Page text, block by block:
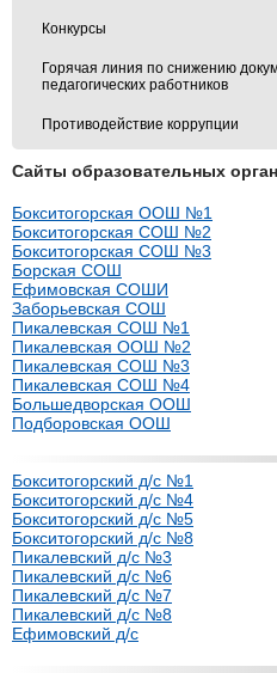
Конкурсы
Горячая линия по снижению
педагогических работников
Противодействие коррупции
Сайты образовательных
Бокситогорская ООШ №1
Бокситогорская СОШ №2
Бокситогорская СОШ №3
Борская СОШ
Ефимовская СОШИ
Заборьевская СОШ
Пикалевская СОШ №1
Пикалевская ООШ №2
Пикалевская СОШ №3
Пикалевская СОШ №4
Большедворская ООШ
Подборовская ООШ
Бокситогорский д/с №1
Бокситогорский д/с №4
Бокситогорский д/с №5
Бокситогорский д/с №8
Пикалевский д/с №3
Пикалевский д/с №6
Пикалевский д/с №7
Пикалевский д/с №8
Ефимовский д/с